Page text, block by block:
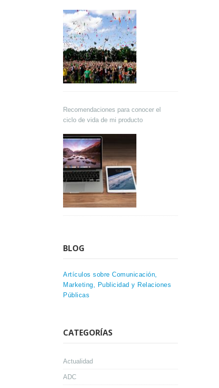
Recomendaciones para conocer el
ciclo de vida de mi producto
BLOG
Artículos sobre Comunicación,
Marketing, Publicidad y Relaciones
Públicas
CATEGORÍAS
Actualidad
ADC